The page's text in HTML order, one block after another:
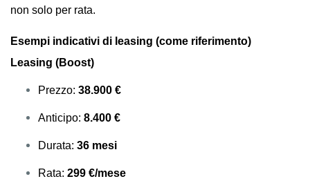
non solo per rata.
Esempi indicativi di leasing (come riferimento)
Leasing (Boost)
Prezzo: 38.900 €
Anticipo: 8.400 €
Durata: 36 mesi
Rata: 299 €/mese